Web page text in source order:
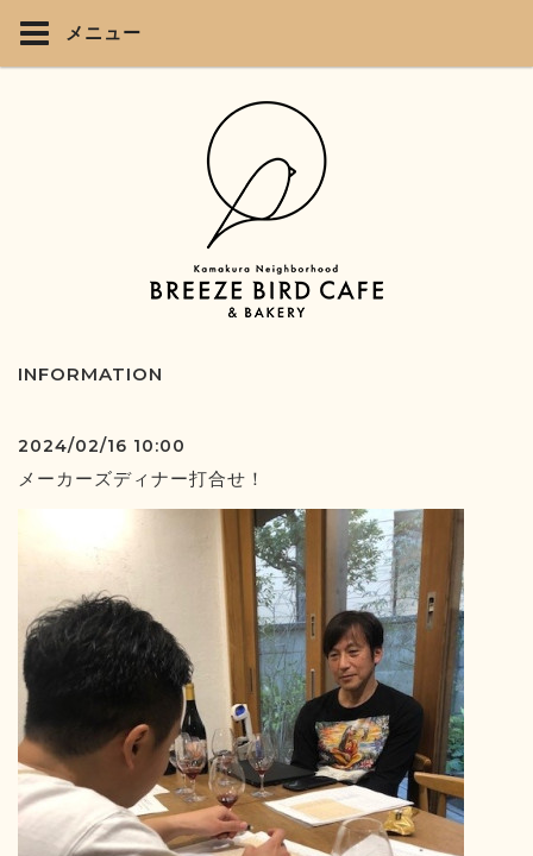
メニュー
INFORMATION
2024/02/16 10:00
メーカーズディナー打合せ！